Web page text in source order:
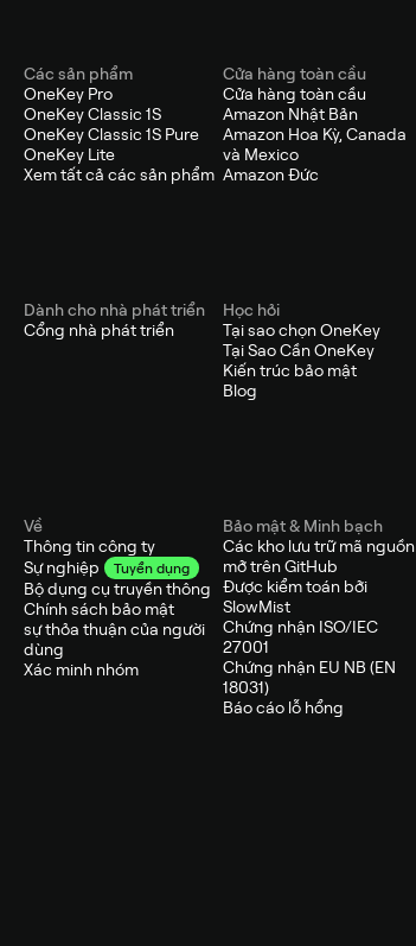
Các sản phẩm
OneKey Pro
OneKey Classic 1S
OneKey Classic 1S Pure
OneKey Lite
Xem tất cả các sản phẩm
Cửa hàng toàn cầu
Cửa hàng toàn cầu
Amazon Nhật Bản
Amazon Hoa Kỳ, Canada
và Mexico
Amazon Đức
Dành cho nhà phát triển
Cổng nhà phát triển
Học hỏi
Tại sao chọn OneKey
Tại Sao Cần OneKey
Kiến trúc bảo mật
Blog
Về
Thông tin công ty
Sự nghiệp
Tuyển dụng
Bộ dụng cụ truyền thông
Chính sách bảo mật
sự thỏa thuận của người
dùng
Xác minh nhóm
Bảo mật & Minh bạch
Các kho lưu trữ mã nguồn
mở trên GitHub
Được kiểm toán bởi
SlowMist
Chứng nhận ISO/IEC
27001
Chứng nhận EU NB (EN
18031)
Báo cáo lỗ hổng